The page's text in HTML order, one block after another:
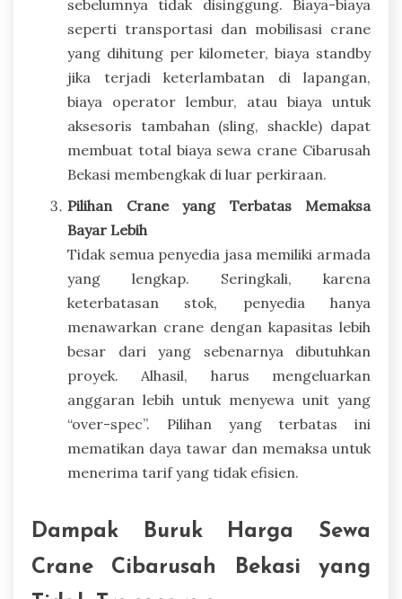
sebelumnya tidak disinggung. Biaya-biaya
seperti transportasi dan mobilisasi crane
yang dihitung per kilometer, biaya standby
jika terjadi keterlambatan di lapangan,
biaya operator lembur, atau biaya untuk
aksesoris tambahan (sling, shackle) dapat
membuat total biaya sewa crane Cibarusah
Bekasi membengkak di luar perkiraan.
Pilihan Crane yang Terbatas Memaksa
Bayar Lebih
Tidak semua penyedia jasa memiliki armada
yang lengkap. Seringkali, karena
keterbatasan stok, penyedia hanya
menawarkan crane dengan kapasitas lebih
besar dari yang sebenarnya dibutuhkan
proyek. Alhasil, harus mengeluarkan
anggaran lebih untuk menyewa unit yang
“over-spec”. Pilihan yang terbatas ini
mematikan daya tawar dan memaksa untuk
menerima tarif yang tidak efisien.
Dampak Buruk Harga Sewa
Crane Cibarusah Bekasi yang